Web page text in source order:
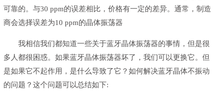
可靠的。与30 ppm的误差相比，价格有一定的差异。通常，制造
商会选择误差为10 ppm的晶体振荡器
我相信我们都知道一些关于蓝牙晶体振荡器的事情，但是很
多人都很困惑。如果蓝牙晶体振荡器坏了，我们可以更换它。但
是如果它不起作用，是什么导致了它？如何解决蓝牙晶体不振动
的问题？这个问题可以总结如下: